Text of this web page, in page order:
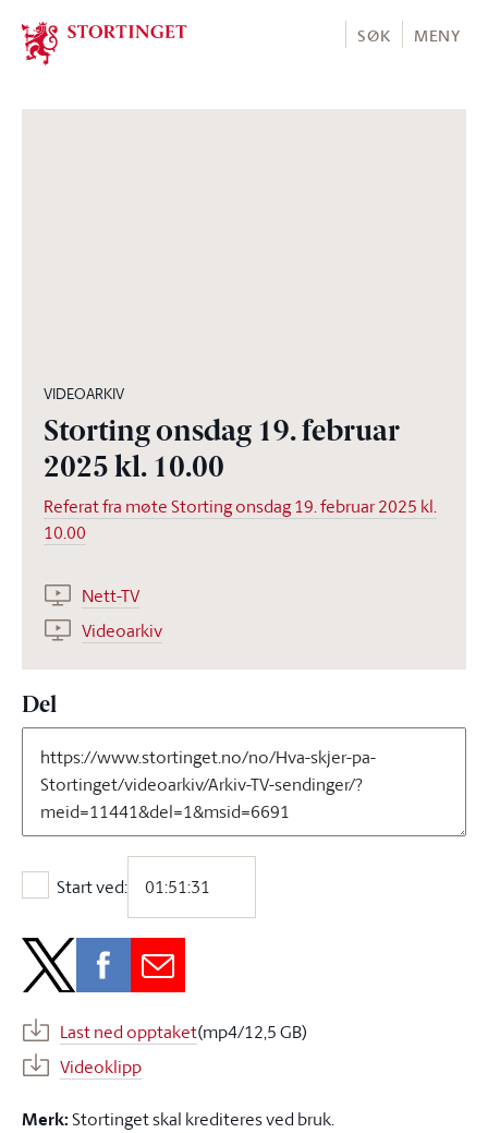
Stortinget.no
SØK MENY
VIDEOARKIV
Storting onsdag 19. februar
2025 kl. 10.00
Referat fra møte Storting onsdag 19. februar 2025 kl.
10.00
Nett-TV
Videoarkiv
Del
Start ved:
Start ved:
Last ned opptaket(mp4/12,5 GB)
Videoklipp
Merk:Stortinget skal krediteres ved bruk.